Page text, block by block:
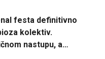
festa definitivno
kolektiv.
nastupu, a…